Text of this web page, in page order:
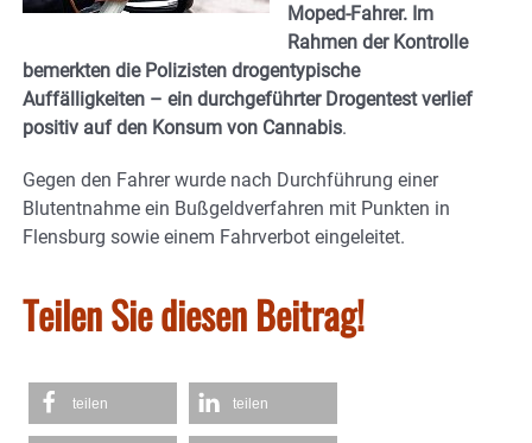
Moped-Fahrer. Im
Rahmen der Kontrolle
bemerkten die Polizisten drogentypische
Auffälligkeiten – ein durchgeführter Drogentest verlief
positiv auf den Konsum von Cannabis.
Gegen den Fahrer wurde nach Durchführung einer
Blutentnahme ein Bußgeldverfahren mit Punkten in
Flensburg sowie einem Fahrverbot eingeleitet.
Teilen Sie diesen Beitrag!
teilen teilen